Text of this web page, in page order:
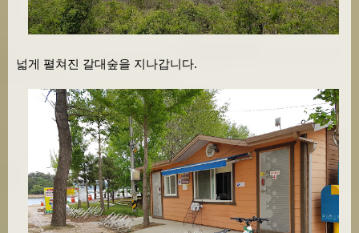
넓게 펼쳐진 갈대숲을 지나갑니다.